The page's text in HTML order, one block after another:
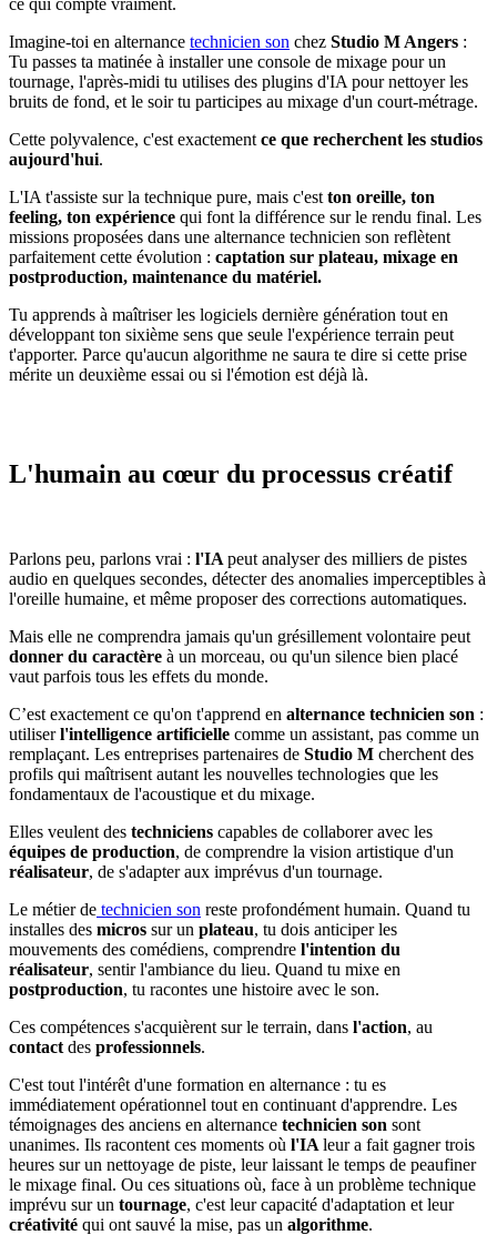
ce qui compte vraiment.
Imagine-toi en alternance technicien son chez Studio M Angers :
Tu passes ta matinée à installer une console de mixage pour un
tournage, l'après-midi tu utilises des plugins d'IA pour nettoyer les
bruits de fond, et le soir tu participes au mixage d'un court-métrage.
Cette polyvalence, c'est exactement ce que recherchent les studios
aujourd'hui.
L'IA t'assiste sur la technique pure, mais c'est ton oreille, ton
feeling, ton expérience qui font la différence sur le rendu final. Les
missions proposées dans une alternance technicien son reflètent
parfaitement cette évolution : captation sur plateau, mixage en
postproduction, maintenance du matériel.
Tu apprends à maîtriser les logiciels dernière génération tout en
développant ton sixième sens que seule l'expérience terrain peut
t'apporter. Parce qu'aucun algorithme ne saura te dire si cette prise
mérite un deuxième essai ou si l'émotion est déjà là.
L'humain au cœur du processus créatif
Parlons peu, parlons vrai : l'IA peut analyser des milliers de pistes
audio en quelques secondes, détecter des anomalies imperceptibles à
l'oreille humaine, et même proposer des corrections automatiques.
Mais elle ne comprendra jamais qu'un grésillement volontaire peut
donner du caractère à un morceau, ou qu'un silence bien placé
vaut parfois tous les effets du monde.
C’est exactement ce qu'on t'apprend en alternance technicien son :
utiliserl'intelligence artificielle comme un assistant, pas comme un
remplaçant. Les entreprises partenaires de Studio M cherchent des
profils qui maîtrisent autant les nouvelles technologies que les
fondamentaux de l'acoustique et du mixage.
Elles veulent des techniciens capables de collaborer avec les
équipes de production, de comprendre la vision artistique d'un
réalisateur, de s'adapter aux imprévus d'un tournage.
Le métier de technicien son reste profondément humain. Quand tu
installes des micros sur un plateau, tu dois anticiper les
mouvements des comédiens, comprendre l'intention du
réalisateur, sentir l'ambiance du lieu. Quand tu mixe en
postproduction, tu racontes une histoire avec le son.
Ces compétences s'acquièrent sur le terrain, dans l'action, au
contact des professionnels.
C'est tout l'intérêt d'une formation en alternance : tu es
immédiatement opérationnel tout en continuant d'apprendre. Les
témoignages des anciens en alternance technicien son sont
unanimes. Ils racontent ces moments où l'IA leur a fait gagner trois
heures sur un nettoyage de piste, leur laissant le temps de peaufiner
le mixage final. Ou ces situations où, face à un problème technique
imprévu sur un tournage, c'est leur capacité d'adaptation et leur
créativité qui ont sauvé la mise, pas un algorithme.